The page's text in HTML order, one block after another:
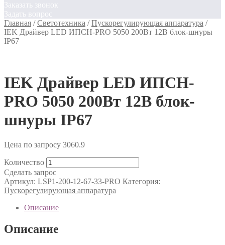
Заказать звонок
Задать вопрос
Главная /Светотехника /Пускорегулирующая аппаратура /
IEK Драйвер LED ИПСН-PRO 5050 200Вт 12В блок-шнуры
IP67
IEK Драйвер LED ИПСН-
PRO 5050 200Вт 12В блок-
шнуры IP67
Цена по запросу 3060.9
Количество
Сделать запрос
Артикул: LSP1-200-12-67-33-PRO Категория:
Пускорегулирующая аппаратура
Описание
Описание